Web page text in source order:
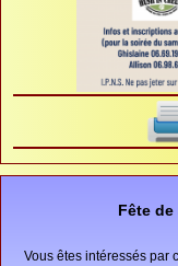
Fête
Vous êtes intéressés par